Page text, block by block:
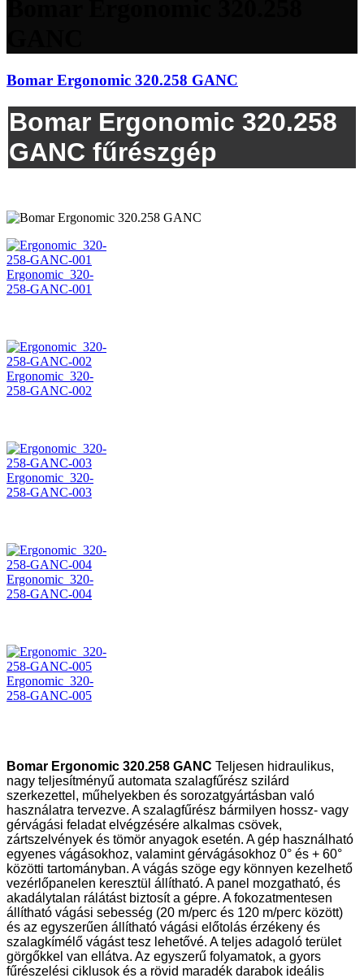
Bomar Ergonomic 320.258 GANC
Bomar Ergonomic 320.258
GANC fűrészgép
Ergonomic_320-
258-GANC-001
Ergonomic_320-
258-GANC-002
Ergonomic_320-
258-GANC-003
Ergonomic_320-
258-GANC-004
Ergonomic_320-
258-GANC-005
Bomar Ergonomic 320.258 GANC Teljesen hidraulikus,
nagy teljesítményű automata szalagfűrész szilárd
szerkezettel, műhelyekben és sorozatgyártásban való
használatra tervezve. A szalagfűrész bármilyen hossz- vagy
gérvágási feladat elvégzésére alkalmas csövek,
zártszelvények és tömör anyagok esetén. A gép használható
egyenes vágásokhoz, valamint gérvágásokhoz 0° és + 60°
közötti tartományban. A vágás szöge egy könnyen kezelhető
vezérlőpanelen keresztül állítható. A panel mozgatható, és
akadálytalan rálátást biztosít a gépre. A fokozatmentesen
állítható vágási sebesség (20 m/perc és 120 m/perc között)
és az egyszerűen állítható vágási előtolás érzékeny és
szalagkímélő vágást tesz lehetővé. A teljes adagoló terület
görgőkkel van ellátva. Az egyszerű folyamatok, a gyors
fűrészelési ciklusok és a rövid maradék darabok ideális